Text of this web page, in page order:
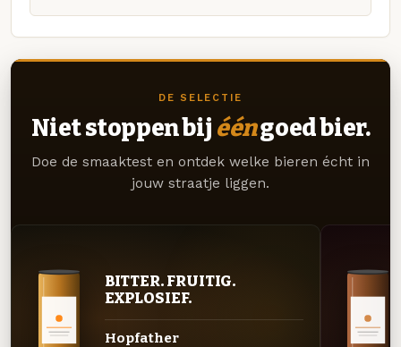
DE SELECTIE
Niet stoppen bij ééngoed bier.
Doe de smaaktest en ontdek welke bieren écht in
jouw straatje liggen.
BITTER. FRUITIG.
EXPLOSIEF.
Hopfather